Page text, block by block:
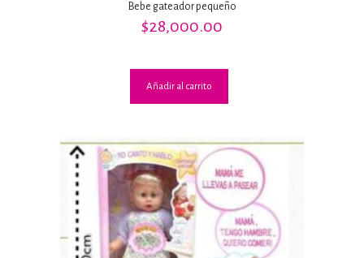
Bebe gateador pequeño
$28,000.00
Añadir al carrito